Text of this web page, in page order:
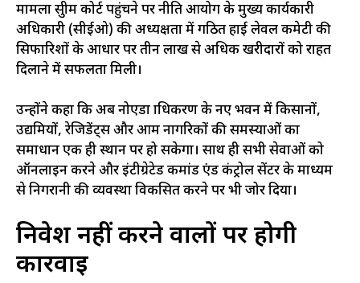
मामला सुप्रीम कोर्ट पहुंचने पर नीति आयोग के मुख्य कार्यकारी
अधिकारी (सीईओ) की अध्यक्षता में गठित हाई लेवल कमेटी की
सिफारिशों के आधार पर तीन लाख से अधिक खरीदारों को राहत
दिलाने में सफलता मिली।
उन्होंने कहा कि अब नोएडा प्राधिकरण के नए भवन में किसानों,
उद्यमियों, रेजिडेंट्स और आम नागरिकों की समस्याओं का
समाधान एक ही स्थान पर हो सकेगा। साथ ही सभी सेवाओं को
ऑनलाइन करने और इंटीग्रेटेड कमांड एंड कंट्रोल सेंटर के माध्यम
से निगरानी की व्यवस्था विकसित करने पर भी जोर दिया।
निवेश नहीं करने वालों पर होगी
कार्रवाई